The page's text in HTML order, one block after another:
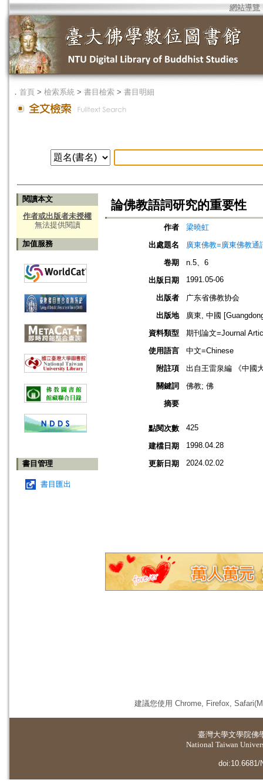
網站導覽
． 首頁 > 檢索系統 > 書目檢索 > 書目明細
閱讀本文
作者或出版者未授權
無法提供閱讀
加值服務
書目管理
書目匯出
論佛教語詞研究的重要性
作者
梁曉虹
出處題名
廣東佛教=廣東佛教通
卷期
n.5、6
出版日期
1991.05-06
出版者
广东省佛教协会
出版地
廣東, 中國
資料類型
期刊論文=Journal
使用語言
中文=Chinese
附註項
出自王雷泉編 《中國
關鍵詞
佛教; 佛
摘要
點閱次數 425
建檔日期 1998.04.28
更新日期 2024.02.02
建議您使用 Chrome, Firefox,
臺灣大學文學院佛
National Taiwan
doi:10.6681/